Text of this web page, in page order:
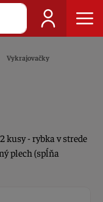
Vykrajovačky
kusy - rybka v strede
plech (spĺňa